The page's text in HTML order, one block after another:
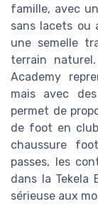
famille, avec
sans lacets ou
une semelle
terrain
Academy
mais avec
permet de
de foot en
chaussure
passes, les
dans la Tekela
sérieuse aux